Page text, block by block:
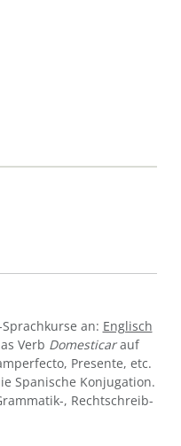
an: Englisch
Verb Domesticarauf
Presente, etc.
Spanische Konjugation.
, Rechtschreib-